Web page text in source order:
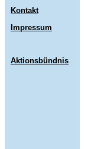
Kontakt
Impressum
Aktionsbündnis